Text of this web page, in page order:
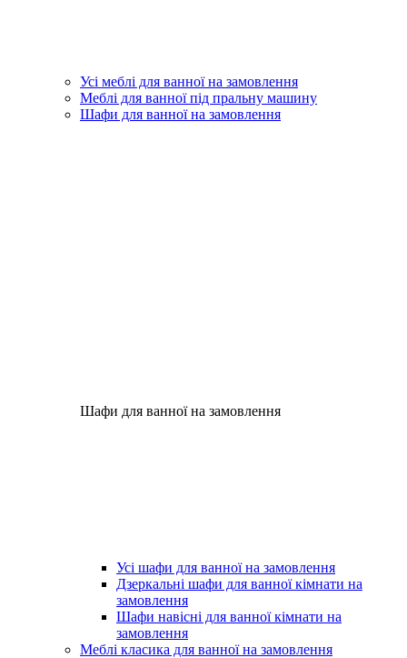
Усі меблі для ванної на замовлення
Меблі для ванної під пральну машину
Шафи для ванної на замовлення
Шафи для ванної на замовлення
Усі шафи для ванної на замовлення
Дзеркальні шафи для ванної кімнати на
замовлення
Шафи навісні для ванної кімнати на
замовлення
Меблі класика для ванної на замовлення